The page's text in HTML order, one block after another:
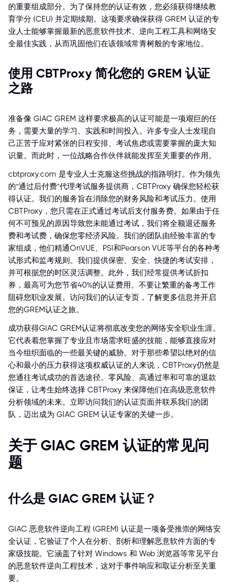
的重要组成部分。为了保持您的认证有效，您必须获得继续教
育学分 (CEU) 并定期续期。这项要求确保获得 GREM 认证的专
业人士能够掌握最新的恶意软件技术、逆向工程工具和网络安
全最佳实践，从而巩固他们在该领域常青树般的专家地位。
使用 CBTProxy 简化您的 GREM 认证
之路
准备像 GIAC GREM 这样要求极高的认证可能是一项艰巨的任
务，需要大量的学习、实践和时间投入。许多专业人士发现自
己正苦于应对紧张的日程安排、考试焦虑或需要掌握的庞大知
识量。而此时，一位战略合作伙伴就能发挥至关重要的作用。
cbtproxy.com 是专业人士克服这些挑战的指路明灯。作为领先
的“通过后付费”代理考试服务提供商，CBTProxy 确保您轻松获
得认证。我们的服务旨在消除您的财务风险和考试压力。使用
CBTProxy，您只需在正式通过考试后支付服务费。如果由于任
何不可预见的原因导致您未能通过考试，我们将全额退还服务
费和考试费，确保您零经济风险。我们的团队由经验丰富的专
家组成，他们精通OnVUE、PSI和Pearson VUE等平台的各种考
试形式和监考规则。我们提供保密、安全、快捷的考试安排，
并可根据您的时区灵活调整。此外，我们经常提供考试折扣
券，最高可为您节省40%的认证费用。不要让繁重的备考工作
阻碍您职业发展。访问我们的认证专页，了解更多信息并开启
您的GREM认证之旅。
成功获得GIAC GREM认证将彻底改变您的网络安全职业生涯。
它代表着您掌握了专业且市场需求旺盛的技能，能够直接应对
当今组织面临的一些最关键的威胁。对于那些希望以绝对的信
心和最小的压力获得这项权威认证的人来说，CBTProxy仍然是
您通往考试成功的首选途径。零风险、高通过率和可靠的退款
保证，让考生始终选择 CBTProxy 来保障他们在高级恶意软件
分析领域的未来。立即访问我们的认证页面并联系我们的团
队，迈出成为 GIAC GREM 认证专家的关键一步。
关于 GIAC GREM 认证的常见问
题
什么是 GIAC GREM 认证？
GIAC 恶意软件逆向工程 (GREM) 认证是一项备受推崇的网络安
全认证，它验证了个人在分析、剖析和理解恶意软件方面的专
家级技能。它涵盖了针对 Windows 和 Web 浏览器等常见平台
的恶意软件逆向工程技术，这对于事件响应和取证分析至关重
要。